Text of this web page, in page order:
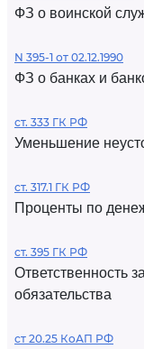
ФЗ о воинской
N 395-1 от 02.12.1990
ФЗ о банках и
ст. 333 ГК РФ
Уменьшение
ст. 317.1 ГК РФ
Проценты по
ст. 395 ГК РФ
Ответственность
обязательства
ст 20.25 КоАП РФ